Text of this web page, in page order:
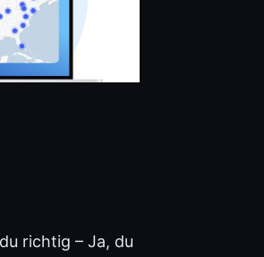
richtig – Ja, du